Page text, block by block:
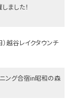
ました！
越谷レイクタウンチ
ング合宿in昭和の森